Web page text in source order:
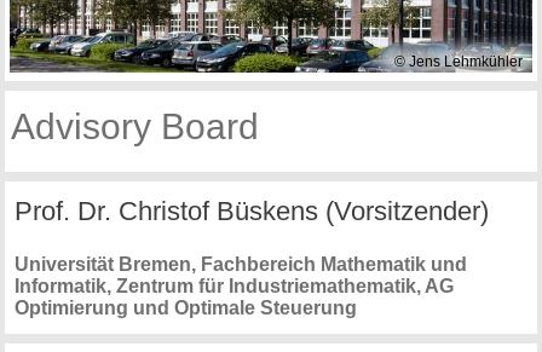
© Jens Lehmkühler
Advisory Board
Prof. Dr. Christof Büskens (Vorsitzender)
Universität Bremen, Fachbereich Mathematik und
Informatik, Zentrum für Industriemathematik, AG
Optimierung und Optimale Steuerung